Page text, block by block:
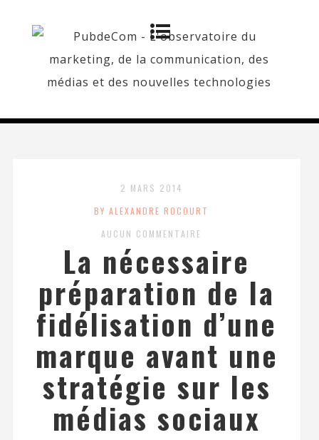
2 MARS 2014
BY ALEXANDRE ROCOURT
AUCUN COMMENTAIRE
La nécessaire
préparation de la
fidélisation d’une
marque avant une
stratégie sur les
médias sociaux